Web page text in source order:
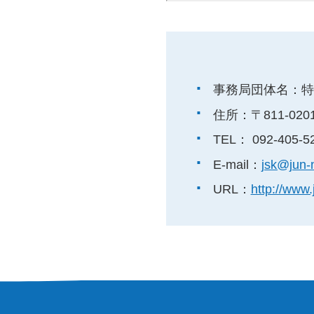
事務局団体名：
住所：〒811-
TEL： 092-405-
E-mail：
URL： http://